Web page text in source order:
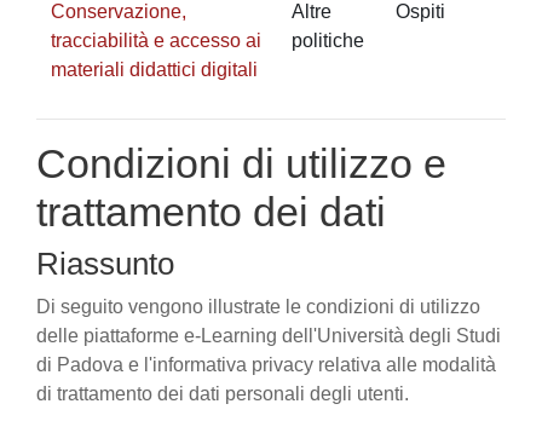
Conservazione,
tracciabilità e accesso ai
materiali didattici digitali
Altre
politiche
Ospiti
Condizioni di utilizzo e
trattamento dei dati
Riassunto
Di seguito vengono illustrate le condizioni di utilizzo
delle piattaforme e-Learning dell'Università degli Studi
di Padova e l'informativa privacy relativa alle modalità
di trattamento dei dati personali degli utenti.